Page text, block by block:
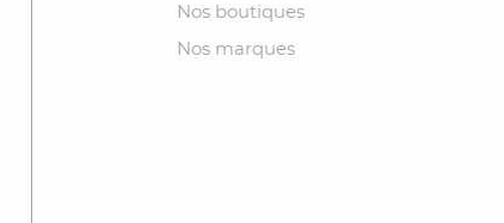
Nos boutiques
Nos marques